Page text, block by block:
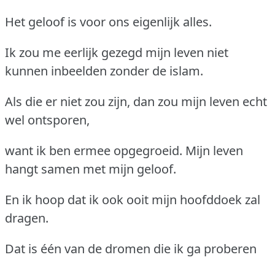
Het geloof is voor ons eigenlijk alles.
Ik zou me eerlijk gezegd mijn leven niet
kunnen inbeelden zonder de islam.
Als die er niet zou zijn, dan zou mijn leven echt
wel ontsporen,
want ik ben ermee opgegroeid. Mijn leven
hangt samen met mijn geloof.
En ik hoop dat ik ook ooit mijn hoofddoek zal
dragen.
Dat is één van de dromen die ik ga proberen